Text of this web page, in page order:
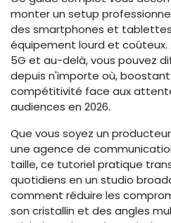
monter un setup
des smartphones et
équipement lourd et coûteux.
5G et au-delà, vous pouvez
depuis n'importe où,
compétitivité face aux
audiences en 2026.
Que vous soyez un
une agence de
taille, ce tutoriel pratique
quotidiens en un studio
comment réduire les
son cristallin et des angles